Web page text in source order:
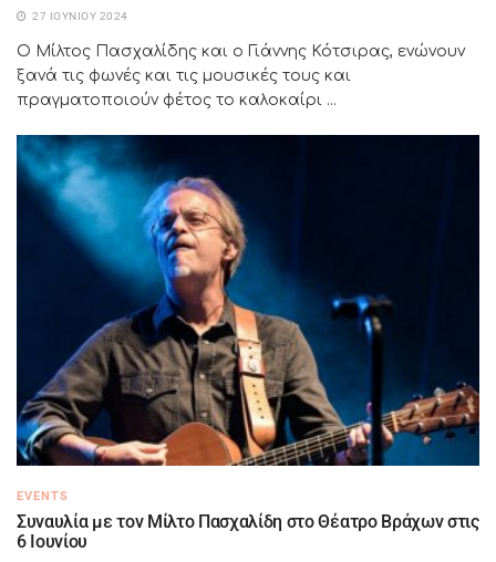
27 ΙΟΥΝΊΟΥ 2024
Ο Μίλτος Πασχαλίδης και ο Γιάννης Κότσιρας, ενώνουν
ξανά τις φωνές και τις μουσικές τους και
πραγματοποιούν φέτος το καλοκαίρι ...
EVENTS
Συναυλία με τον Μίλτο Πασχαλίδη στο Θέατρο Βράχων στις
6 Ιουνίου